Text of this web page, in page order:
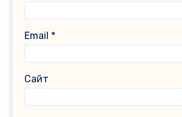
Email *
Сайт